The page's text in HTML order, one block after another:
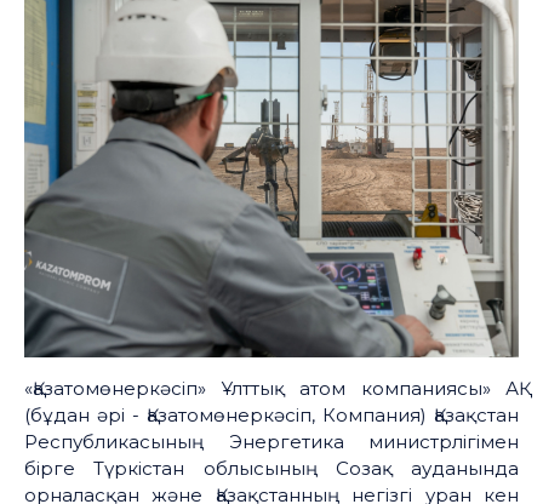
«Қазатомөнеркәсіп» Ұлттық атом компаниясы» АҚ
(бұдан әрі - Қазатомөнеркәсіп, Компания) Қазақстан
Республикасының Энергетика министрлігімен
бірге Түркістан облысының Созақ ауданында
орналасқан және Қазақстанның негізгі уран кен